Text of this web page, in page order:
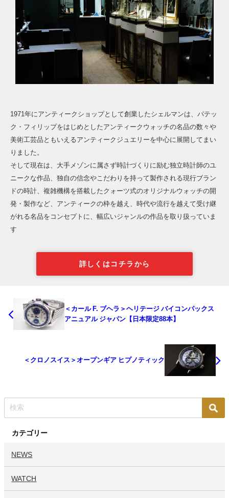
1971年にアンティークショップとして創業したシェルマンは、パテッ
ク・フィリップをはじめとしたアンティークウォッチの名品の数々や
美術工芸品ともいえるアンティークジュエリーを中心に展開してまい
りました。
そして現在は、大手メゾンに属さず時計づくりに励む独立時計師のユ
ニークな作品、独自の信念やこだわりを持って製作される現行ブラン
ドの時計、複雑機構を搭載したクォーツ式のオリジナルウォッチの開
発・製作など、アンティークの枠を越え、時代や流行を越えて受け継
がれる名品をコンセプトに、幅広いジャンルの作品を取り扱っていま
す
詳しくはコチラから
＜カール F. ブヘラ＞ヘリテージ バイコンパックス
アニュアル ジャパン【日本限定88本】
＜クロノスイス＞オープンギア ヒプノティック
カテゴリー
NEWS
WATCH